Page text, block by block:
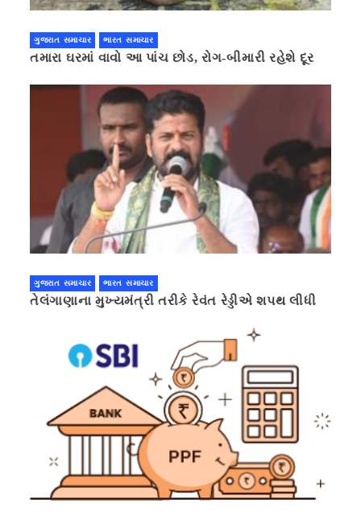
ગુજરાત સમાચાર ભારત સમાચાર
તમારા ઘરમાં વાવો આ પાંચ છોડ, રોગ-બીમારી રહેશે દૂર
ગુજરાત સમાચાર ભારત સમાચાર
તેલંગાણાના મુખ્યમંત્રી તરીકે રેવંત રેડ્ડીએ શપથ લીધી